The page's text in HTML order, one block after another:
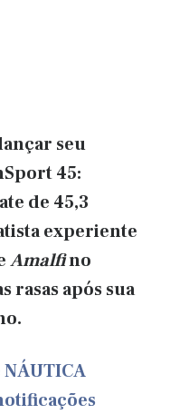
seu
45:
de 45,3
experiente
Amalfino
rasas após sua